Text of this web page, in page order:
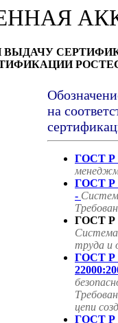
на
ГОСТ Р
ГОСТ Р
-
ГОСТ Р
труда и
ГОСТ
цепи
ГОСТ Р